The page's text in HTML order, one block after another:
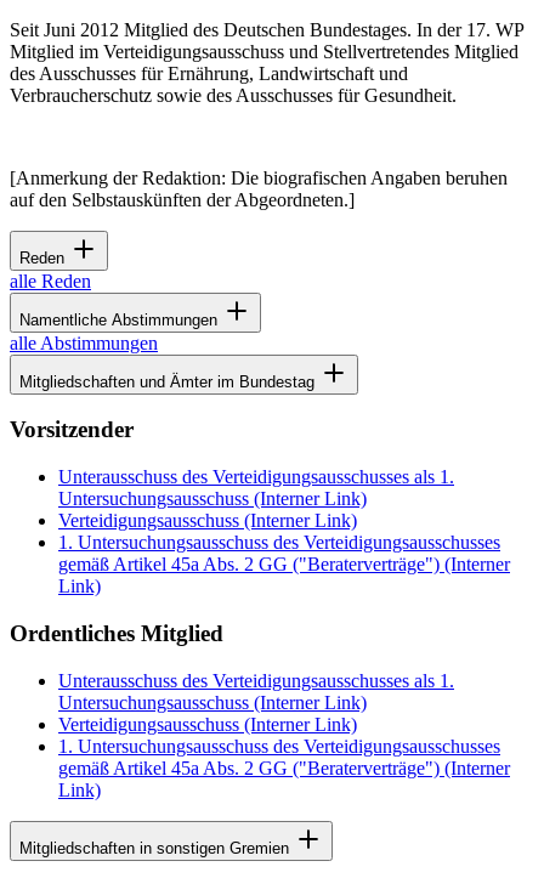
Seit Juni 2012 Mitglied des Deutschen Bundestages. In der 17. WP
Mitglied im Verteidigungsausschuss und Stellvertretendes Mitglied
des Ausschusses für Ernährung, Landwirtschaft und
Verbraucherschutz sowie des Ausschusses für Gesundheit.
[Anmerkung der Redaktion: Die biografischen Angaben beruhen
auf den Selbstauskünften der Abgeordneten.]
Reden
alle Reden
Namentliche Abstimmungen
alle Abstimmungen
Mitgliedschaften und Ämter im Bundestag
Vorsitzender
Unterausschuss des Verteidigungsausschusses als 1.
Untersuchungsausschuss (Interner Link)
Verteidigungsausschuss (Interner Link)
1. Untersuchungsausschuss des Verteidigungsausschusses
gemäß Artikel 45a Abs. 2 GG ("Beraterverträge") (Interner
Link)
Ordentliches Mitglied
Unterausschuss des Verteidigungsausschusses als 1.
Untersuchungsausschuss (Interner Link)
Verteidigungsausschuss (Interner Link)
1. Untersuchungsausschuss des Verteidigungsausschusses
gemäß Artikel 45a Abs. 2 GG ("Beraterverträge") (Interner
Link)
Mitgliedschaften in sonstigen Gremien